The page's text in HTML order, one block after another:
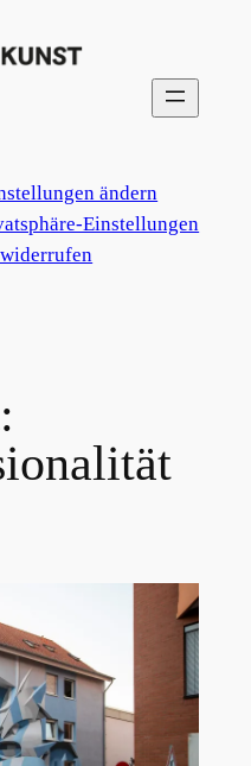
ändern
Einstellungen